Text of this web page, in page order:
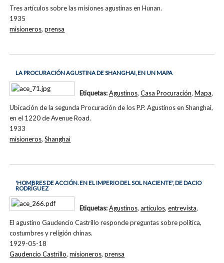
Tres artículos sobre las misiones agustinas en Hunan.
1935
misioneros,prensa
LA PROCURACIÓN AGUSTINA DE SHANGHAI, EN UN MAPA
Ubicación de la segunda Procuración de los P.P. Agustinos en Shanghai,
en el 1220 de Avenue Road.
1933
Etiquetas:Agustinos, Casa Procuración, Mapa,
misioneros,Shanghai
'HOMBRES DE ACCIÓN. EN EL IMPERIO DEL SOL NACIENTE', DE DACIO
RODRÍGUEZ
El agustino Gaudencio Castrillo responde preguntas sobre política,
costumbres y religión chinas.
1929-05-18
Etiquetas:Agustinos, artículos, entrevista,
Gaudencio Castrillo,misioneros,prensa